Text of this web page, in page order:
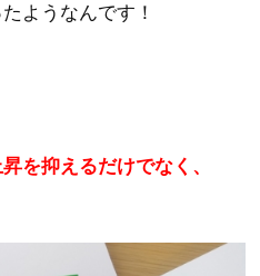
ようなんです！
を抑えるだけでなく、